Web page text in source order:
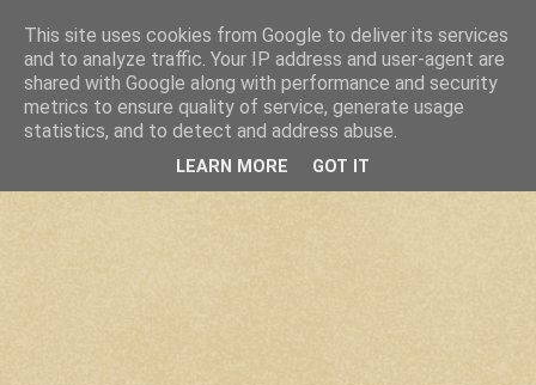
This site uses cookies from Google to deliver its services
and to analyze traffic. Your IP address and user-agent are
shared with Google along with performance and security
metrics to ensure quality of service, generate usage
statistics, and to detect and address abuse.
LEARN MORE GOT IT